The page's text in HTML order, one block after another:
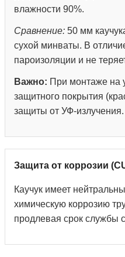
влажности 90%.
Сравнение: 50 мм
сухой минваты. В
пароизоляции и не
Важно: При монтаже на
защитного покрытия
защиты от УФ-излучения.
Защита от коррозии
Каучук имеет
химическую коррозию
продлевая срок службы